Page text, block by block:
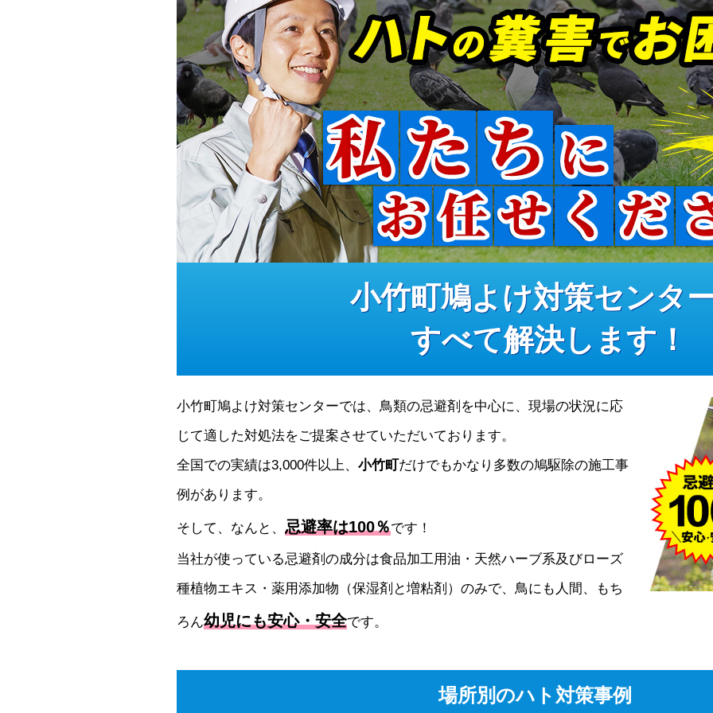
小竹町鳩よけ対策センタ
すべて解決します！
小竹町鳩よけ対策センターでは、鳥類の忌避剤を中心に、現場の状況に応
じて適した対処法をご提案させていただいております。
全国での実績は3,000件以上、 小竹町だけでもかなり多数の鳩駆除の施工事
例があります。
そして、なんと、 忌避率は100％です！
当社が使っている忌避剤の成分は食品加工用油・天然ハーブ系及びローズ
種植物エキス・薬用添加物（保湿剤と増粘剤）のみで、鳥にも人間、もち
ろん幼児にも安心・安全です。
場所別のハト対策事例